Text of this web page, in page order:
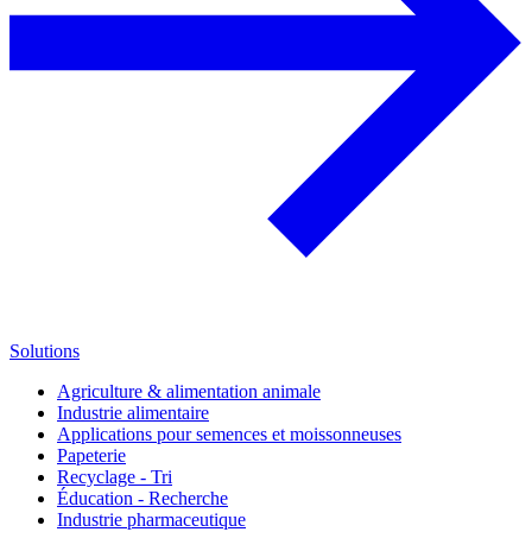
Solutions
Agriculture & alimentation animale
Industrie alimentaire
Applications pour semences et moissonneuses
Papeterie
Recyclage - Tri
Éducation - Recherche
Industrie pharmaceutique